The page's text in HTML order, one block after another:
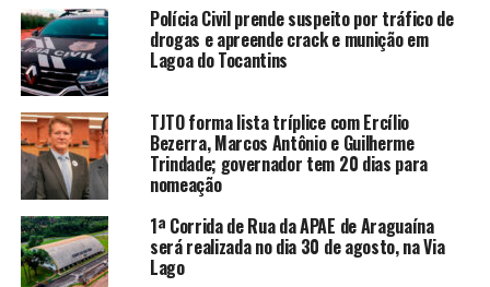
Polícia Civil prende suspeito por tráfico de
drogas e apreende crack e munição em
Lagoa do Tocantins
TJTO forma lista tríplice com Ercílio
Bezerra, Marcos Antônio e Guilherme
Trindade; governador tem 20 dias para
nomeação
1ª Corrida de Rua da APAE de Araguaína
será realizada no dia 30 de agosto, na Via
Lago